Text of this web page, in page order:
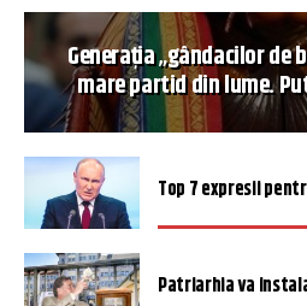
Generația „gândacilor de
mare partid din lume.
Top 7 expresii
Patriarhia va